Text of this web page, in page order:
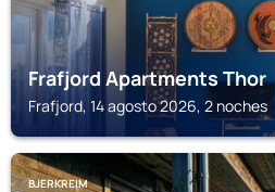
Frafjord Apartments Thor
Frafjord, 14 agosto 2026, 2 noches
BJERKREIM